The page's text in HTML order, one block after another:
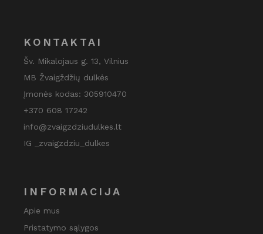
KONTAKTAI
Šv. Mikalojaus g. 13, Vilnius
MB Žvaigždžių dulkės
Įmonės kodas: 305910470
+370 608 17242
info@zvaigzdziudulkes.lt
IG _zvaigzdziu_dulkes
INFORMACIJA
Apie mus
Pristatymo sąlygos